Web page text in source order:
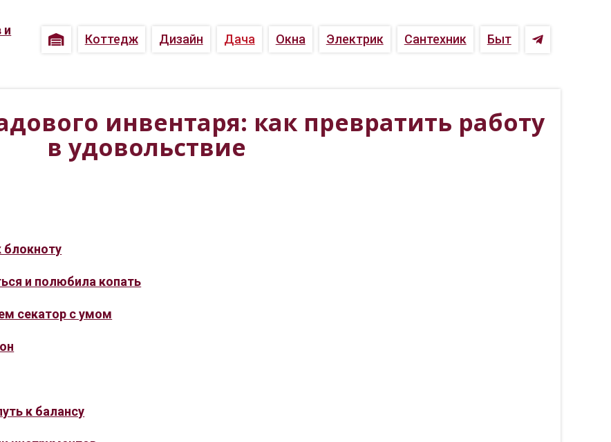
Коттедж Дизайн Дача Окна Электрик Сантехник Быт
инвентаря: как превратить работу
в удовольствие
блокноту
и полюбила копать
секатор с умом
к балансу